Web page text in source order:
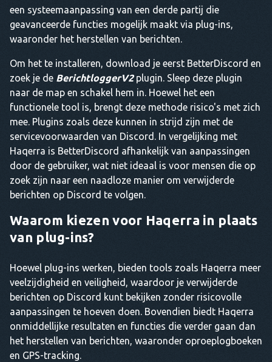
een systeemaanpassing van een derde partij die
geavanceerde functies mogelijk maakt via plug-ins,
waaronder het herstellen van berichten.
Om het te installeren, download je eerst BetterDiscord en
zoek je de BerichtloggerV2plugin. Sleep deze plugin
naar de map en schakel hem in. Hoewel het een
functionele tool is, brengt deze methode risico's met zich
mee. Plugins zoals deze kunnen in strijd zijn met de
servicevoorwaarden van Discord. In vergelijking met
Haqerra is BetterDiscord afhankelijk van aanpassingen
door de gebruiker, wat niet ideaal is voor mensen die op
zoek zijn naar een naadloze manier om verwijderde
berichten op Discord te volgen.
Waarom kiezen voor Haqerra in plaats
van plug-ins?
Hoewel plug-ins werken, bieden tools zoals Haqerra meer
veelzijdigheid en veiligheid, waardoor je verwijderde
berichten op Discord kunt bekijken zonder risicovolle
aanpassingen te hoeven doen. Bovendien biedt Haqerra
onmiddellijke resultaten en functies die verder gaan dan
het herstellen van berichten, waaronder oproeplogboeken
en GPS-tracking.